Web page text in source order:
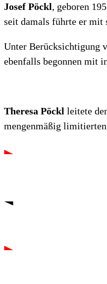
Josef Pöckl, geboren
seit damals führte er mit
Unter Berücksichtigung
ebenfalls begonnen mit
Theresa Pöckl leitete
mengenmäßig limitierten